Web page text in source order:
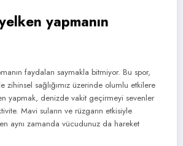
yapmanın
faydaları saymakla bitmiyor. Bu spor,
zihinsel sağlığımız üzerinde olumlu etkilere
yapmak, denizde vakit geçirmeyi sevenler
Mavi suların ve rüzgarın etkisiyle
aynı zamanda vücudunuz da hareket